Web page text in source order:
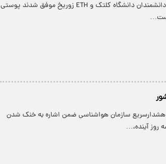
پارسینه: گروهی از مهندسان و دانشمندان دانشگاه کلتک و ETH زوریخ موفق شدند پوستی
سازمان هواشناسی ضمن اشاره به خنک شدن
روز آینده،…